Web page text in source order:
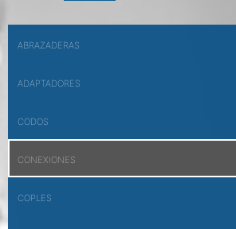
ABRAZADERAS
ADAPTADORES
CODOS
CONEXIONES
COPLES